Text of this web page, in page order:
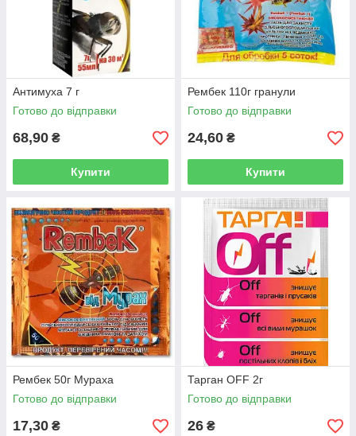
Антимуха 7 г
Готово до відправки
68,90 ₴
Купити
Рембек 110г гранули
Готово до відправки
24,60 ₴
Купити
Рембек 50г Мураха
Готово до відправки
17,30 ₴
Тарган OFF 2г
Готово до відправки
26 ₴